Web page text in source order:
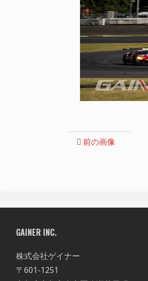
前の画像
GAINER INC.
株式会社ゲイナー
〒601-1251